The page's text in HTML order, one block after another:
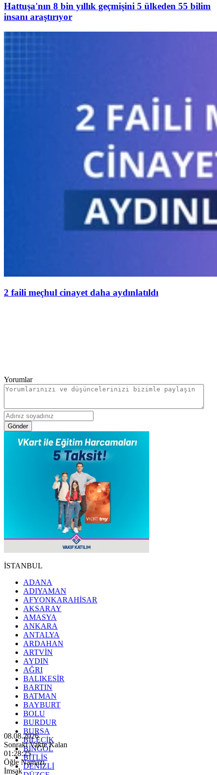
Hattuşa'nın 8 bin yıllık geçmişini 5 ülkeden 55 bilim
insanı araştırıyor
2 faili meçhul cinayet daha aydınlatıldı
Yorumlar
Gönder
İSTANBUL
ADANA
ADIYAMAN
AFYONKARAHİSAR
AKSARAY
AMASYA
ANKARA
ANTALYA
ARDAHAN
ARTVİN
AYDIN
AĞRI
BALIKESİR
BARTIN
BATMAN
BAYBURT
BOLU
BURDUR
BURSA
BİLECİK
BİNGÖL
BİTLİS
DENİZLİ
08.08.2026
Sonraki Vakte Kalan
01:28:23
Öğle Namazı
İmsak